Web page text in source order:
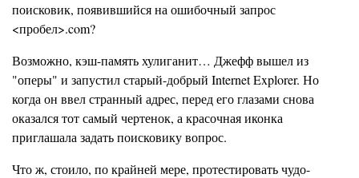
поисковик, появившийся на ошибочный запрос
<пробел>.com?
Возможно, кэш-память хулиганит… Джефф вышел из
"оперы" и запустил старый-добрый Internet Explorer. Но
когда он ввел странный адрес, перед его глазами снова
оказался тот самый чертенок, а красочная иконка
приглашала задать поисковику вопрос.
Что ж, стоило, по крайней мере, протестировать чудо-